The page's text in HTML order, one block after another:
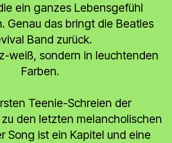
ein ganzes Lebensgefühl
Genau das bringt die Beatles
Band zurück.
weiß, sondern in leuchtenden
Farben.
Teenie-Schreien der
den letzten melancholischen
Song ist ein Kapitel und eine